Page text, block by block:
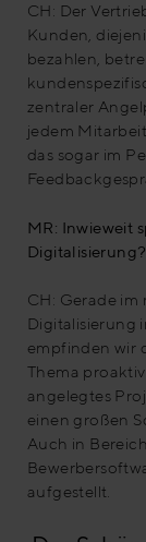
CH: Der
Kunden,
bezahlen,
zentraler
jedem
das sogar im
MR: Inwieweit
Digitalisierung?
CH: Gerade
Digitalisierung
empfinden wir
Thema
angelegtes
einen großen
Auch in
aufgestellt.